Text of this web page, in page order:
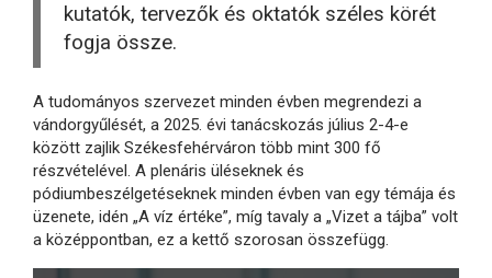
kutatók, tervezők és oktatók széles körét
fogja össze.
A tudományos szervezet minden évben megrendezi a
vándorgyűlését, a 2025. évi tanácskozás július 2-4-e
között zajlik Székesfehérváron több mint 300 fő
részvételével. A plenáris üléseknek és
pódiumbeszélgetéseknek minden évben van egy témája és
üzenete, idén „A víz értéke”, míg tavaly a „Vizet a tájba” volt
a középpontban, ez a kettő szorosan összefügg.